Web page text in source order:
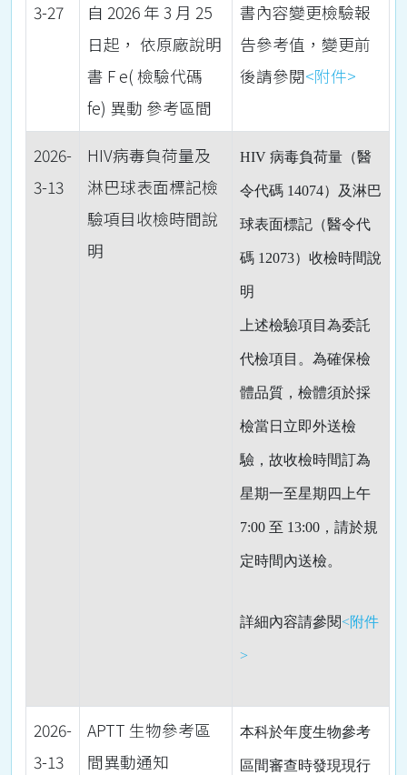
3-27
自 2026 年 3 月 25
日起， 依原廠說明
書 F e( 檢驗代碼
fe) 異動 參考區間
書內容變更檢驗報
告參考值，變更前
後請參閱<附件>
2026-
3-13
HIV病毒負荷量及
淋巴球表面標記檢
驗項目收檢時間說
明
HIV 病毒負荷量（醫
令代碼 14074）及淋巴
球表面標記（醫令代
碼 12073）收檢時間說
明
上述檢驗項目為委託
代檢項目。為確保檢
體品質，檢體須於採
檢當日立即外送檢
驗，故收檢時間訂為
星期一至星期四上午
7:00 至 13:00 ，請於規
定時間內送檢。
詳細內容請參閱<附件
>
2026-
3-13
APTT 生物參考區
間異動通知
本科於年度生物參考
區間審查時發現現行